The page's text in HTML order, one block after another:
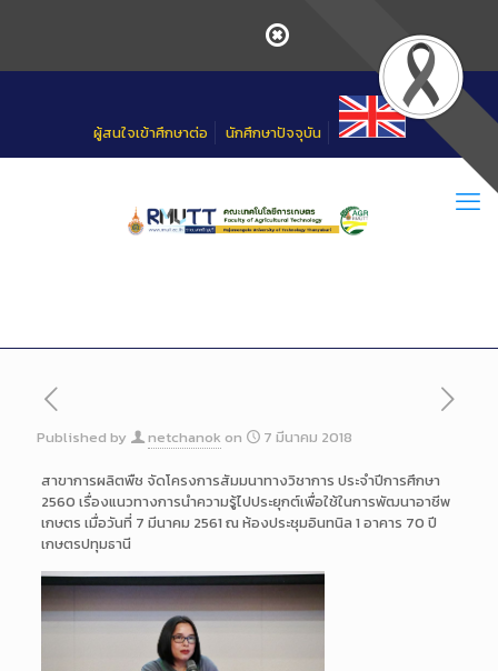
ผู้สนใจเข้าศึกษาต่อ นักศึกษาปัจจุบัน
Published by netchanok on 7 มีนาคม 2018
สาขาการผลิตพืช จัดโครงการสัมมนาทางวิชาการ ประจำปีการศึกษา
2560 เรื่องแนวทางการนำความรู้ไปประยุกต์เพื่อใช้ในการพัฒนาอาชีพ
เกษตร เมื่อวันที่ 7 มีนาคม 2561 ณ ห้องประชุมอินทนิล 1 อาคาร 70 ปี
เกษตรปทุมธานี